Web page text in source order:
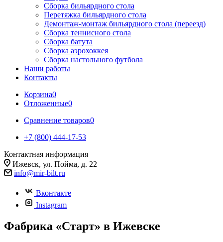
Сборка бильярдного стола
Перетяжка бильярдного стола
Демонтаж-монтаж бильярдного стола (переезд)
Сборка теннисного стола
Сборка батута
Сборка аэрохоккея
Сборка настольного футбола
Наши работы
Контакты
Корзина0
Отложенные0
Сравнение товаров0
+7 (800) 444-17-53
Контактная информация
Ижевск, ул. Пойма, д. 22
info@mir-bilt.ru
Вконтакте
Instagram
Фабрика «Старт» в Ижевске